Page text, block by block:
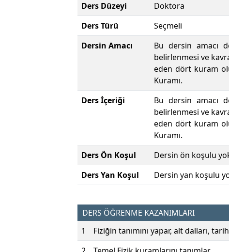
Ders Düzeyi
Doktora
Ders Türü
Seçmeli
Dersin Amacı
Bu dersin amacı
belirlenmesi ve
eden dört kuram
Kuramı.
Ders İçeriği
Bu dersin amacı
belirlenmesi ve
eden dört kuram
Kuramı.
Ders Ön Koşul
Dersin ön koşulu
Ders Yan Koşul
Dersin yan koşulu
DERS ÖĞRENME KAZANIMLARI
1
Fiziğin tanımını yapar, alt dalları,